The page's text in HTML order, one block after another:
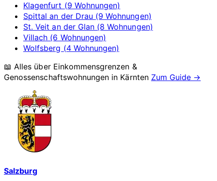
Klagenfurt (9 Wohnungen)
Spittal an der Drau (9 Wohnungen)
St. Veit an der Glan (8 Wohnungen)
Villach (6 Wohnungen)
Wolfsberg (4 Wohnungen)
📖 Alles über Einkommensgrenzen &
Genossenschaftswohnungen in Kärnten Zum Guide →
Salzburg